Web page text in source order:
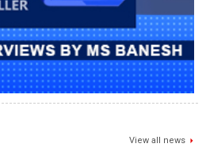
View all news